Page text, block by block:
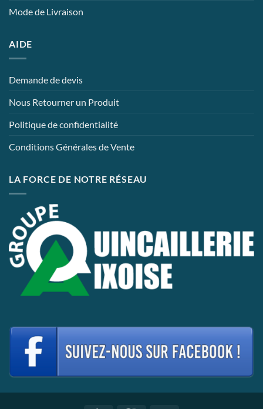
Mode de Livraison
AIDE
Demande de devis
Nous Retourner un Produit
Politique de confidentialité
Conditions Générales de Vente
LA FORCE DE NOTRE RÉSEAU